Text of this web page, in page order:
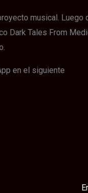
musical. Luego
Dark Tales From
en el siguiente